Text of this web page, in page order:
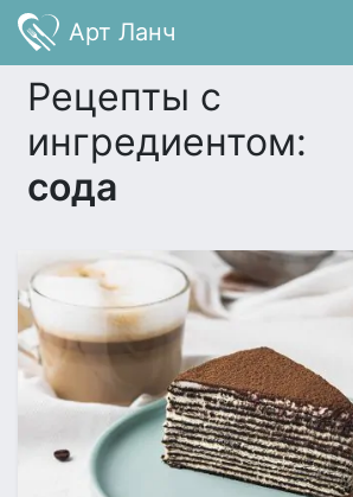
Арт Ланч
Рецепты с
ингредиентом:
сода